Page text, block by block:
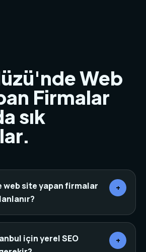
Web
Firmalar
sık
web site yapan firmalar
+
hedef müşteri ve mevcut
Ardından sayfa mimarisi,
altyapı ve dönüşüm noktaları
için yerel SEO
+